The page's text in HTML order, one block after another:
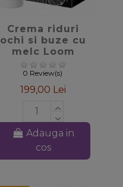
favorite_border
Crema riduri
ochi si buze cu
melc Loom
Supreme
Bioearth, 30ml
0 Review(s)
199,00 Lei
Adauga in
cos